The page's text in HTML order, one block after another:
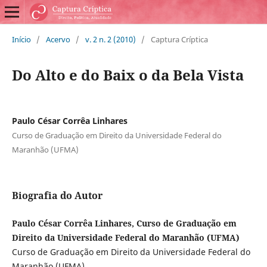
Início / Acervo / v. 2 n. 2 (2010) / Captura Críptica
Do Alto e do Baix o da Bela Vista
Paulo César Corrêa Linhares
Curso de Graduação em Direito da Universidade Federal do
Maranhão (UFMA)
Biografia do Autor
Paulo César Corrêa Linhares, Curso de Graduação em
Direito da Universidade Federal do Maranhão (UFMA)
Curso de Graduação em Direito da Universidade Federal do